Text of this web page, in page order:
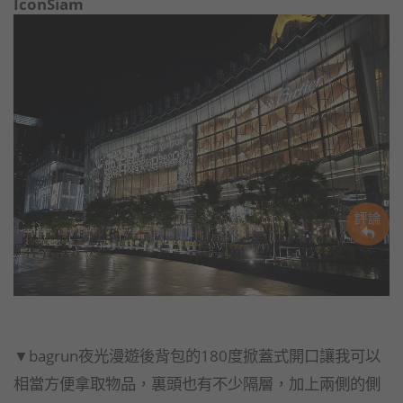
評論
▼bagrun夜光漫遊後背包的180度掀蓋式開口讓我可以
相當方便拿取物品，裏頭也有不少隔層，加上兩側的側